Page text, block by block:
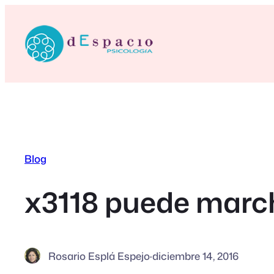
contenido
Blog
x3118 puede
Rosario Esplá Espejo·diciembre 14, 2016